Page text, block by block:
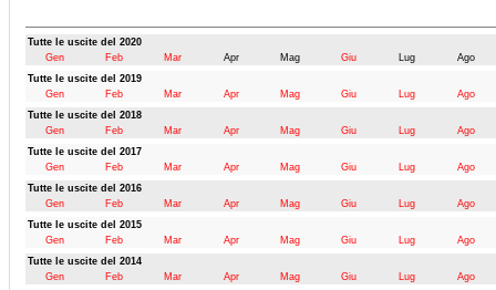
Tutte le uscite del 2020
Gen
Feb Mar Apr Mag Giu Lug
Ago
Tutte le uscite del 2019
Gen
Feb Mar Apr Mag Giu Lug
Ago
Tutte le uscite del 2018
Gen
Feb Mar Apr Mag Giu Lug
Ago
Tutte le uscite del 2017
Gen
Feb Mar Apr Mag Giu Lug
Ago
Tutte le uscite del 2016
Gen
Feb Mar Apr Mag Giu Lug
Ago
Tutte le uscite del 2015
Gen
Feb Mar Apr Mag Giu Lug
Ago
Tutte le uscite del 2014
Gen
Feb Mar Apr Mag Giu Lug
Ago